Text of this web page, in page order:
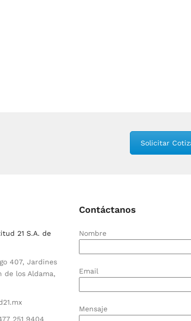
Solicitar
21 S.A. de
407, Jardines
de los Aldama,
251 9404
Contáctanos
Nombre
Email
Mensaje